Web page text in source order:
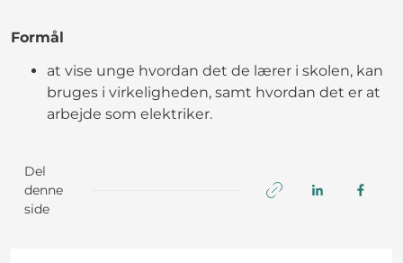
Formål
at vise unge hvordan det de lærer i skolen, kan
bruges i virkeligheden, samt hvordan det er at
arbejde som elektriker.
Del
denne
side